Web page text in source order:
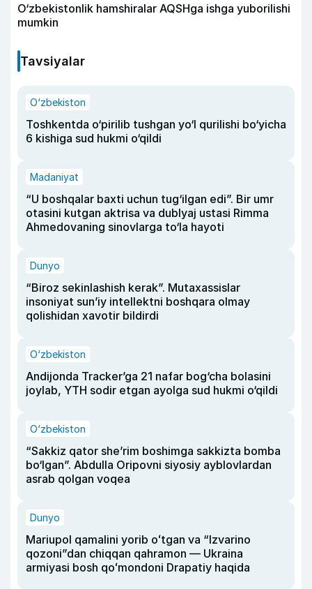
O‘zbekistonlik hamshiralar AQSHga ishga yuborilishi
mumkin
Tavsiyalar
O‘zbekiston
Toshkentda o‘pirilib tushgan yo‘l qurilishi bo‘yicha
6 kishiga sud hukmi o‘qildi
Madaniyat
“U boshqalar baxti uchun tug‘ilgan edi”. Bir umr
otasini kutgan aktrisa va dublyaj ustasi Rimma
Ahmedovaning sinovlarga to‘la hayoti
Dunyo
“Biroz sekinlashish kerak”. Mutaxassislar
insoniyat sun’iy intellektni boshqara olmay
qolishidan xavotir bildirdi
O‘zbekiston
Andijonda Tracker’ga 21 nafar bog‘cha bolasini
joylab, YTH sodir etgan ayolga sud hukmi o‘qildi
O‘zbekiston
“Sakkiz qator she’rim boshimga sakkizta bomba
bo‘lgan”. Abdulla Oripovni siyosiy ayblovlardan
asrab qolgan voqea
Dunyo
Mariupol qamalini yorib oʻtgan va “Izvarino
qozoni”dan chiqqan qahramon — Ukraina
armiyasi bosh qoʻmondoni Drapatiy haqida